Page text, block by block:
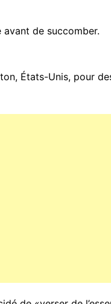
avant de succomber.
États-Unis, pour